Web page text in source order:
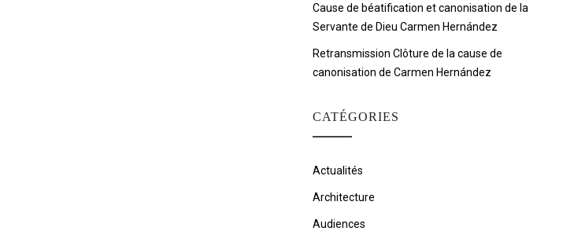
Cause de béatification et canonisation de la
Servante de Dieu Carmen Hernández
Retransmission Clôture de la cause de
canonisation de Carmen Hernández
CATÉGORIES
Actualités
Architecture
Audiences